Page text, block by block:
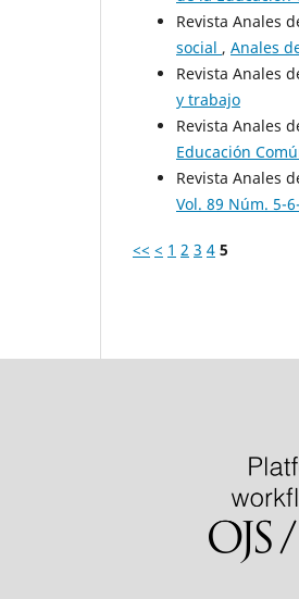
Revista Anales
social , Anales
Revista Anales
y trabajo
Revista Anales
Educación
Revista Anales
Vol. 89 Núm. 5-
<< < 1 2 3 4 5